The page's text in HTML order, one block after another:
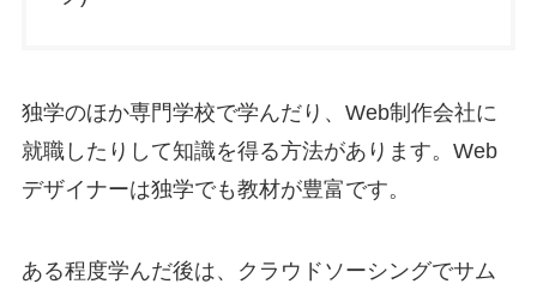
独学のほか専門学校で学んだり、Web制作会社に
就職したりして知識を得る方法があります。Web
デザイナーは独学でも教材が豊富です。
ある程度学んだ後は、クラウドソーシングでサム